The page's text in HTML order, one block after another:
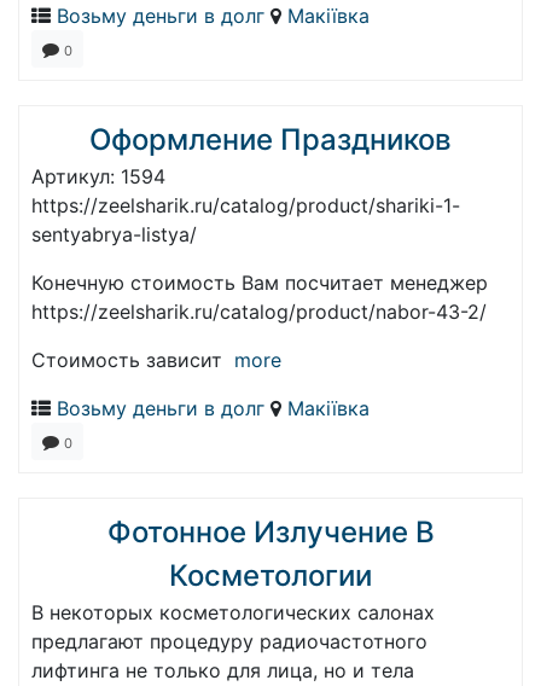
Возьму деньги в долг
Макіївка
0
Оформление Праздников
Артикул: 1594
https://zeelsharik.ru/catalog/product/shariki-1-
sentyabrya-listya/
Конечную стоимость Вам посчитает менеджер
https://zeelsharik.ru/catalog/product/nabor-43-2/
Стоимость зависит more
Возьму деньги в долг
Макіївка
0
Фотонное Излучение В
Косметологии
В некоторых косметологических салонах
предлагают процедуру радиочастотного
лифтинга не только для лица, но и тела